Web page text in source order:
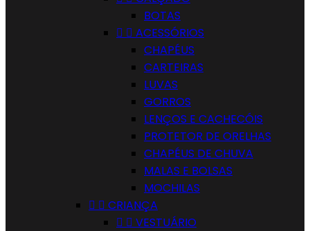
BOTAS
  ACESSÓRIOS
CHAPÉUS
CARTEIRAS
LUVAS
GORROS
LENÇOS E CACHECÓIS
PROTETOR DE ORELHAS
CHAPÉUS DE CHUVA
MALAS E BOLSAS
MOCHILAS
  CRIANÇA
  VESTUÁRIO